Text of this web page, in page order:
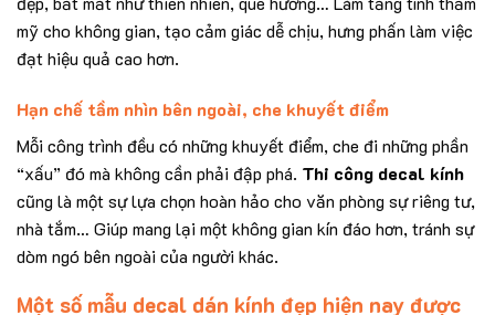
mỹ cho không gian, tạo cảm giác dễ chịu, hưng phấn làm việc
đạt hiệu quả cao hơn.
Hạn chế tầm nhìn bên ngoài, che khuyết điểm
Mỗi công trình đều có những khuyết điểm, che đi những phần
“xấu” đó mà không cần phải đập phá. Thi công decal kính
cũng là một sự lựa chọn hoàn hảo cho văn phòng sự riêng tư,
nhà tắm… Giúp mang lại một không gian kín đáo hơn, tránh sự
dòm ngó bên ngoài của người khác.
Một số mẫu decal dán kính đẹp hiện nay được